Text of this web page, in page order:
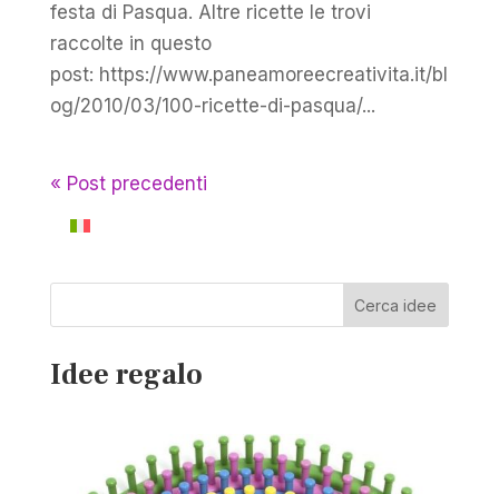
festa di Pasqua. Altre ricette le trovi
raccolte in questo
post: https://www.paneamoreecreativita.it/bl
og/2010/03/100-ricette-di-pasqua/...
« Post precedenti
Cerca idee
Idee regalo